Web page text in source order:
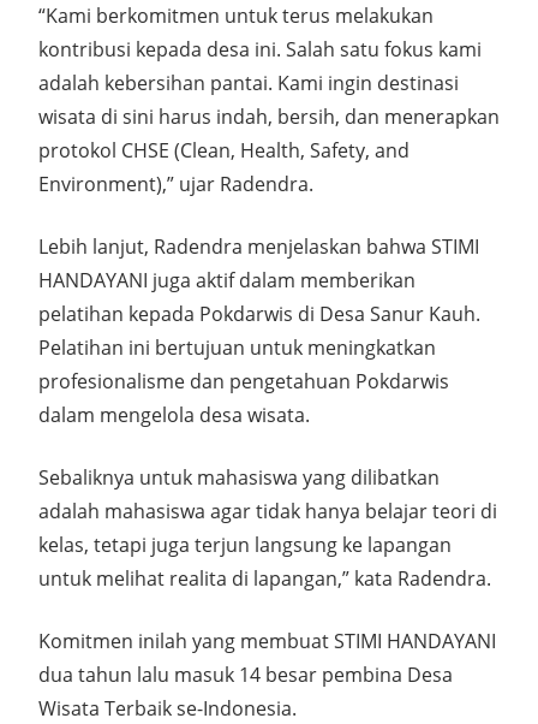
“Kami berkomitmen untuk terus melakukan
kontribusi kepada desa ini. Salah satu fokus kami
adalah kebersihan pantai. Kami ingin destinasi
wisata di sini harus indah, bersih, dan menerapkan
protokol CHSE (Clean, Health, Safety, and
Environment),” ujar Radendra.
Lebih lanjut, Radendra menjelaskan bahwa STIMI
HANDAYANI juga aktif dalam memberikan
pelatihan kepada Pokdarwis di Desa Sanur Kauh.
Pelatihan ini bertujuan untuk meningkatkan
profesionalisme dan pengetahuan Pokdarwis
dalam mengelola desa wisata.
Sebaliknya untuk mahasiswa yang dilibatkan
adalah mahasiswa agar tidak hanya belajar teori di
kelas, tetapi juga terjun langsung ke lapangan
untuk melihat realita di lapangan,” kata Radendra.
Komitmen inilah yang membuat STIMI HANDAYANI
dua tahun lalu masuk 14 besar pembina Desa
Wisata Terbaik se-Indonesia.